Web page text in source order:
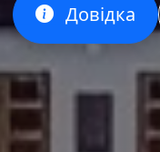
Довідка